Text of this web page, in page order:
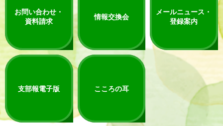
お問い合わせ・
資料請求
情報交換会
メールニュース・
登録案内
支部報電子版 こころの耳